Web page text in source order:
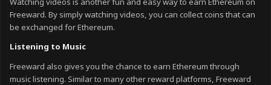
Freeward. By simply watching videos, you can collect coins that can
be exchanged for Ethereum.
Listening to Music
Freeward also gives you the chance to earn Ethereum through
music listening. Similar to many other reward platforms, Freeward